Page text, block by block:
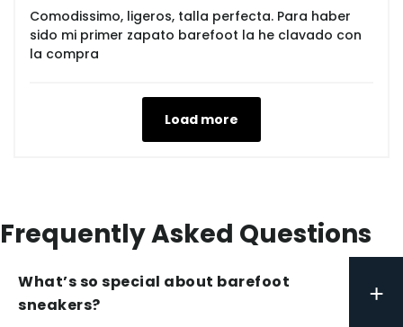
Comodissimo, ligeros, talla perfecta. Para haber
sido mi primer zapato barefoot la he clavado con
la compra
Load more
Frequently Asked Questions
What’s so special about barefoot
sneakers?
+